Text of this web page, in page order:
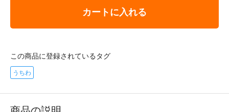
カートに入れる
この商品に登録されているタグ
うちわ